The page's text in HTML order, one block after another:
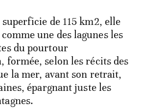
de 115 km2, elle
une des lagunes les
du pourtour
formée, selon les récits des
la mer, avant son retrait,
épargnant juste les